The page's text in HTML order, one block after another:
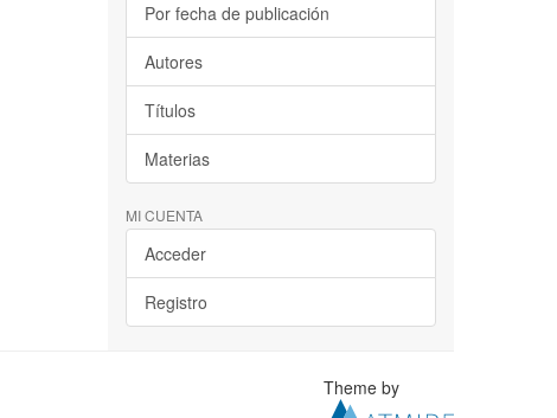
Por fecha de publicación
Autores
Títulos
Materias
MI CUENTA
Acceder
Registro
Theme by